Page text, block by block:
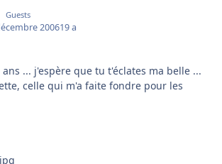
Guests
200619 a
ans ... j'espère que tu t'éclates ma belle ...
celle qui m'a faite fondre pour les